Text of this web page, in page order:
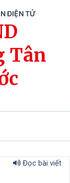
ĐIỆN TỬ
Tân
Đọc bài viết